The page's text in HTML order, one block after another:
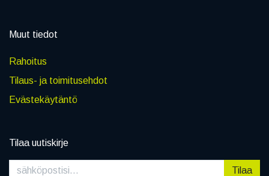
Muut tiedot
Rahoitus
Tilaus- ja toimitusehdot
Evästekäytäntö
Tilaa uutiskirje
Tilaa